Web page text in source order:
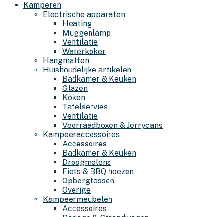
Kamperen
Electrische apparaten
Heating
Muggenlamp
Ventilatie
Waterkoker
Hangmatten
Huishoudelijke artikelen
Badkamer & Keuken
Glazen
Koken
Tafelservies
Ventilatie
Voorraadboxen & Jerrycans
Kampeeraccessoires
Accessoires
Badkamer & Keuken
Droogmolens
Fiets & BBQ hoezen
Opbergtassen
Overige
Kampeermeubelen
Accessoires